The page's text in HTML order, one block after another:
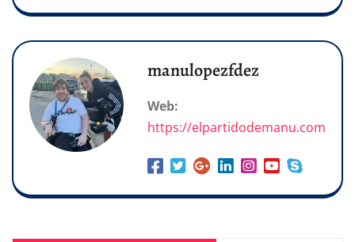
manulopezfdez
Web:
https://elpartidodemanu.com